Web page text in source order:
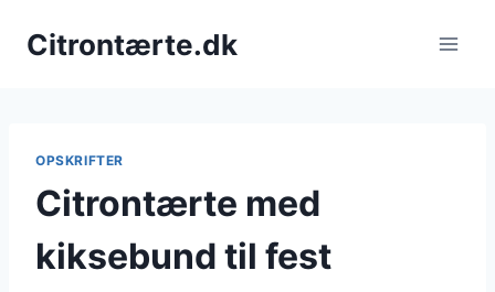
Citrontærte.dk
OPSKRIFTER
Citrontærte med
kiksebund til fest